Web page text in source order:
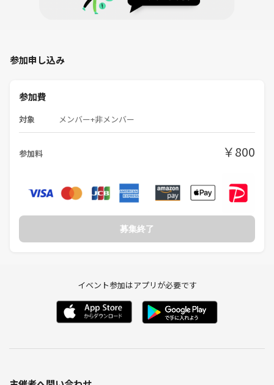
参加申し込み
参加費
対象 メンバー+非メンバー
参加料 ￥800
募集終了
イベント参加はアプリが必要です